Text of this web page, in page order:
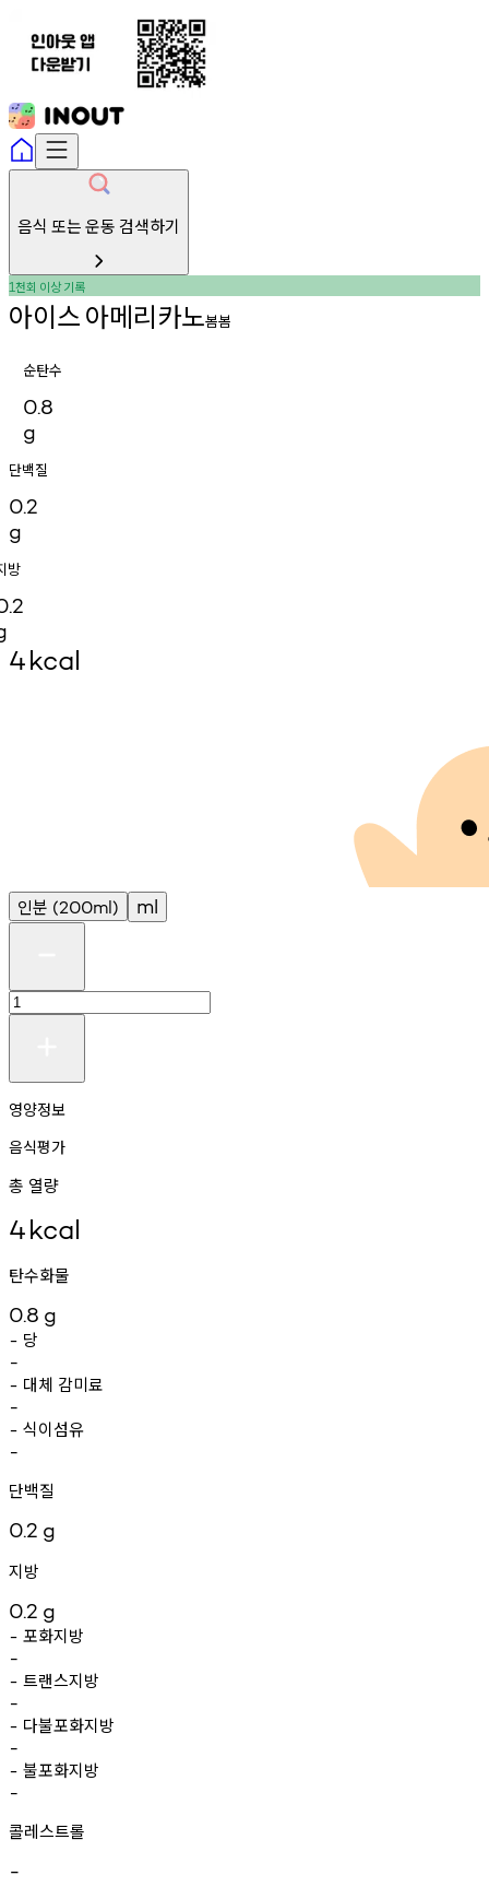
음식 또는 운동 검색하기
1천회 이상기록
아이스아메리카노봄봄
순탄수
0.8
g
단백질
0.2
g
방
4kcal
인분 (200ml) ml
영양정보
음식평가
총 열량
4kcal
탄수화물
0.8 g
- 당
-
- 대체 감미료
-
- 식이섬유
-
단백질
0.2 g
지방
0.2 g
- 포화지방
-
- 트랜스지방
-
- 다불포화지방
-
- 불포화지방
-
콜레스트롤
-